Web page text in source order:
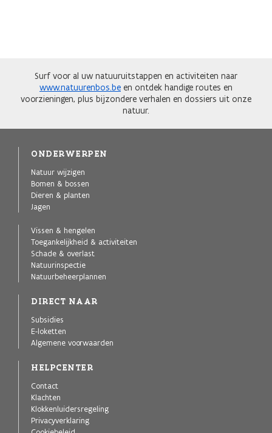
Surf voor al uw natuuruitstappen en activiteiten naar
www.natuurenbos.be en ontdek handige routes en
voorzieningen, plus bijzondere verhalen en dossiers uit onze
natuur.
ONDERWERPEN
Natuur wijzigen
Bomen & bossen
Dieren & planten
Jagen
Vissen & hengelen
Toegankelijkheid & activiteiten
Schade & overlast
Natuurinspectie
Natuurbeheerplannen
DIRECT NAAR
Subsidies
E-loketten
Algemene voorwaarden
HELPCENTER
Contact
Klachten
Klokkenluidersregeling
Privacyverklaring